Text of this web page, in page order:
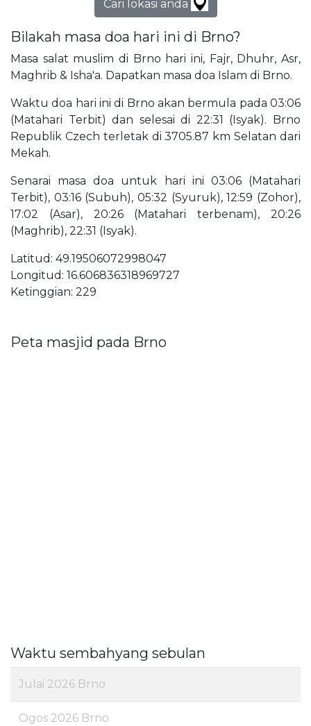
Cari lokasi anda
Bilakah masa doa hari ini di Brno?
Masa salat muslim di Brno hari ini, Fajr, Dhuhr, Asr,
Maghrib & Isha'a. Dapatkan masa doa Islam di Brno.
Waktu doa hari ini di Brno akan bermula pada 03:06
(Matahari Terbit) dan selesai di 22:31 (Isyak). Brno
Republik Czech terletak di 3705.87 km Selatan dari
Mekah.
Senarai masa doa untuk hari ini 03:06 (Matahari
Terbit), 03:16 (Subuh), 05:32 (Syuruk), 12:59 (Zohor),
17:02 (Asar), 20:26 (Matahari terbenam), 20:26
(Maghrib), 22:31 (Isyak).
Latitud: 49.19506072998047
Longitud: 16.606836318969727
Ketinggian: 229
Peta masjid pada Brno
Waktu sembahyang sebulan
Julai 2026 Brno
Ogos 2026 Brno